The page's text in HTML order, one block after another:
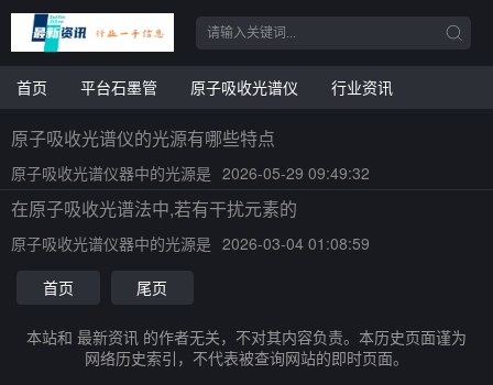
首页 平台石墨管 原子吸收光谱仪 行业资讯
原子吸收光谱仪的光源有哪些特点
原子吸收光谱仪器中的光源是 2026-05-29 09:49:32
在原子吸收光谱法中,若有干扰元素的
原子吸收光谱仪器中的光源是 2026-03-04 01:08:59
首页
尾页
本站和 最新资讯 的作者无关，不对其内容负责。本历史页面谨为
网络历史索引，不代表被查询网站的即时页面。